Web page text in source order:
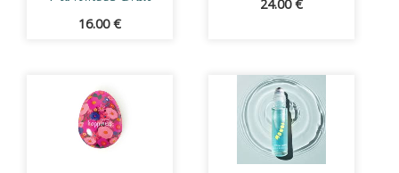
16.00€
24.00€